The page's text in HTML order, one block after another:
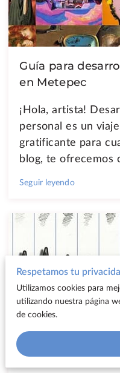
Guía para
en Metepec
¡Hola, artista!
personal es un
gratificante para
blog, te ofrecemos
Seguir leyendo
La Magia de los
B para los
Respetamos tu
Utilizamos cookies para
utilizando nuestra página
de cookies.